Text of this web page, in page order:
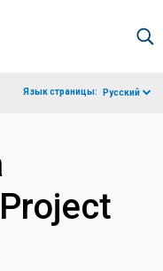
Язык страницы: Русский